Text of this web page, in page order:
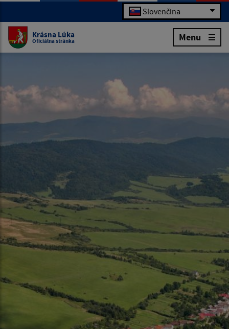
Slovenčina
Krásna Lúka
Oficiálna stránka Menu